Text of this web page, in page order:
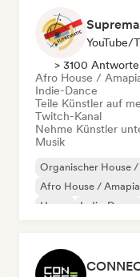
YouTube/
> 3100
Afro House /
Indie-Dance
Teile Künstler auf
Twitch-Kanal
Nehme Künstler
Musik
Organischer House
Afro House /
House
Indie-Dance